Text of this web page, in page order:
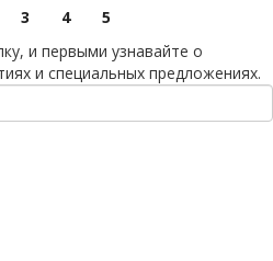
3 4
5
и первыми узнавайте о
и специальных предложениях.